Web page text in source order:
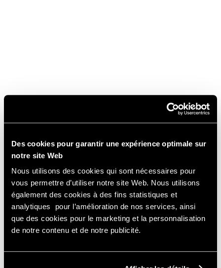
Des cookies pour garantir une expérience optimale sur
notre site Web
Nous utilisons des cookies qui sont nécessaires pour
vous permettre d’utiliser notre site Web. Nous utilisons
également des cookies à des fins statistiques et
analytiques pour l’amélioration de nos services, ainsi
que des cookies pour le marketing et la personnalisation
de notre contenu et de notre publicité.